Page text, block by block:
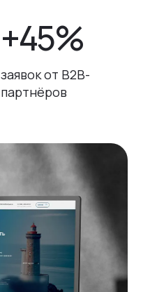
+45%
заявок от B2B-
партнёров